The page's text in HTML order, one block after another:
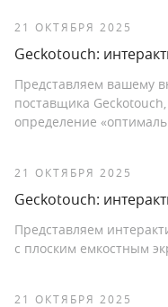
21 ОКТЯБРЯ 2025
Geckotouch:
Представляем вашему
поставщика
определение
21 ОКТЯБРЯ 2025
Geckotouch:
Представляем
с плоским емкостным
21 ОКТЯБРЯ 2025